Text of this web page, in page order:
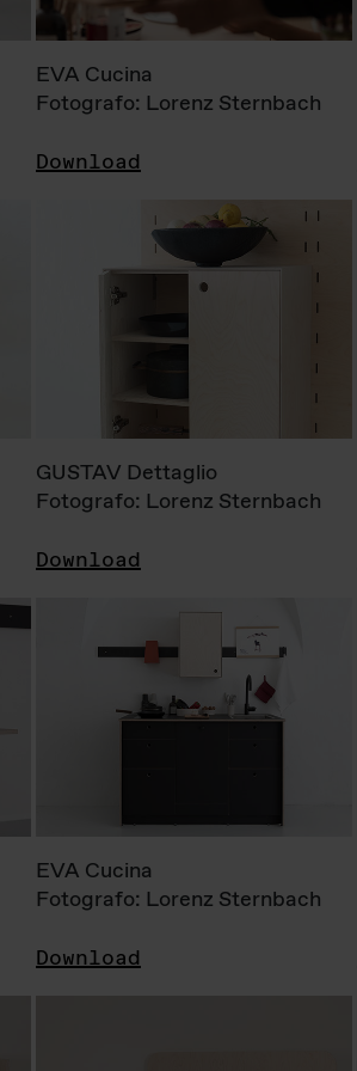
EVA Cucina
Fotografo: Lorenz Sternbach
Download
GUSTAV Dettaglio
Fotografo: Lorenz Sternbach
Download
EVA Cucina
Fotografo: Lorenz Sternbach
Download